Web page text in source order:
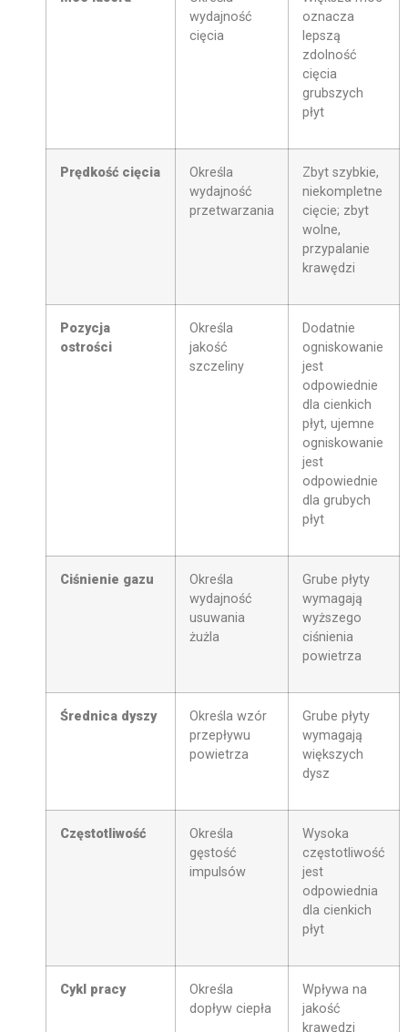
wydajność
cięcia
oznacza
lepszą
zdolność
cięcia
grubszych
płyt
Prędkość cięcia
Określa
wydajność
przetwarzania
Zbyt szybkie,
niekompletne
cięcie; zbyt
wolne,
przypalanie
krawędzi
Pozycja
ostrości
Określa
jakość
szczeliny
Dodatnie
ogniskowanie
jest
odpowiednie
dla cienkich
płyt, ujemne
ogniskowanie
jest
odpowiednie
dla grubych
płyt
Ciśnienie gazu
Określa
wydajność
usuwania
żużla
Grube płyty
wymagają
wyższego
ciśnienia
powietrza
Średnica dyszy
Określa wzór
przepływu
powietrza
Grube płyty
wymagają
większych
dysz
Częstotliwość
Określa
gęstość
impulsów
Wysoka
częstotliwość
jest
odpowiednia
dla cienkich
płyt
Cykl pracy
Określa
dopływ ciepła
Wpływa na
jakość
krawędzi